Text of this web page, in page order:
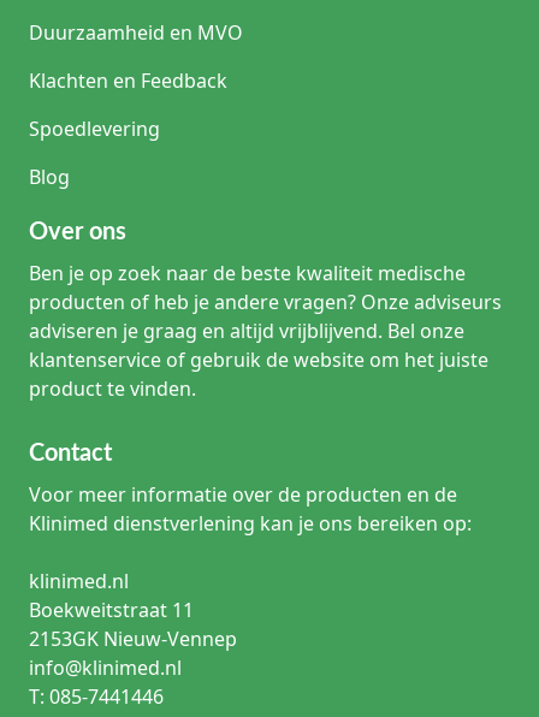
Duurzaamheid en MVO
Klachten en Feedback
Spoedlevering
Blog
Over ons
Ben je op zoek naar de beste kwaliteit medische
producten of heb je andere vragen? Onze adviseurs
adviseren je graag en altijd vrijblijvend. Bel onze
klantenservice of gebruik de website om het juiste
product te vinden.
Contact
Voor meer informatie over de producten en de
Klinimed dienstverlening kan je ons bereiken op:
klinimed.nl
Boekweitstraat 11
2153GK Nieuw-Vennep
info@klinimed.nl
T: 085-7441446